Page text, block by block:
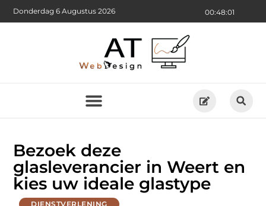
00:48:02
Donderdag 6 Augustus 2026
Bezoek deze
glasleverancier in Weert en
kies uw ideale glastype
DIENSTVERLENING